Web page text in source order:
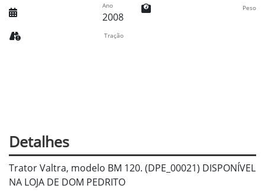
Ano
2008
Peso
Tração
Detalhes
Trator Valtra, modelo BM 120. (DPE_00021) DISPONÍVEL
NA LOJA DE DOM PEDRITO